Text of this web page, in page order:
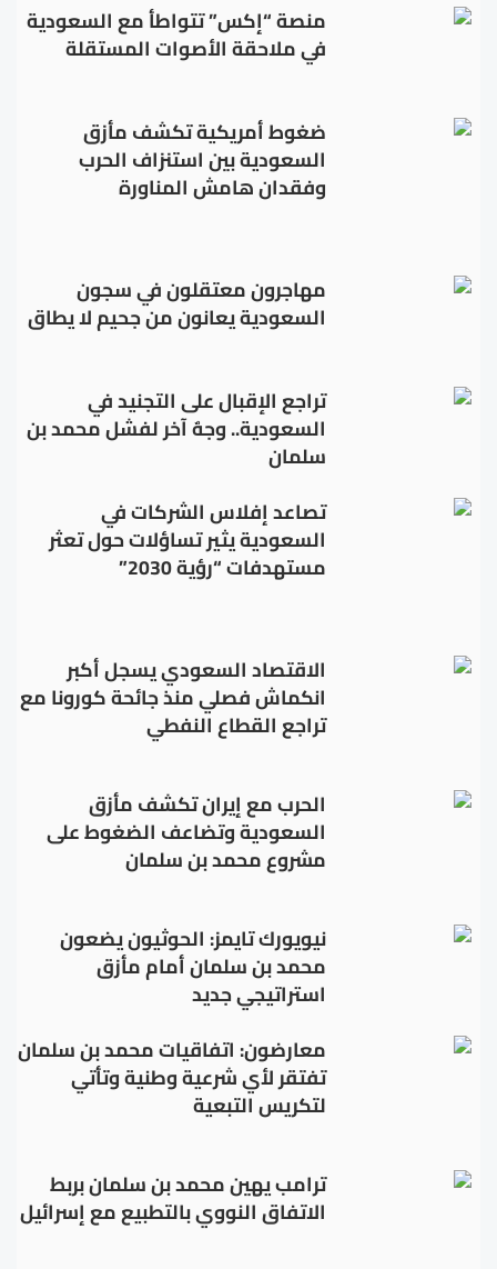
منصة “إكس” تتواطأ مع السعودية
في ملاحقة الأصوات المستقلة
ضغوط أمريكية تكشف مأزق
السعودية بين استنزاف الحرب
وفقدان هامش المناورة
مهاجرون معتقلون في سجون
السعودية يعانون من جحيم لا يطاق
تراجع الإقبال على التجنيد في
السعودية.. وجهٌ آخر لفشل محمد بن
سلمان
تصاعد إفلاس الشركات في
السعودية يثير تساؤلات حول تعثر
مستهدفات “رؤية 2030”
الاقتصاد السعودي يسجل أكبر
انكماش فصلي منذ جائحة كورونا مع
تراجع القطاع النفطي
الحرب مع إيران تكشف مأزق
السعودية وتضاعف الضغوط على
مشروع محمد بن سلمان
نيويورك تايمز: الحوثيون يضعون
محمد بن سلمان أمام مأزق
استراتيجي جديد
معارضون: اتفاقيات محمد بن سلمان
تفتقر لأي شرعية وطنية وتأتي
لتكريس التبعية
ترامب يهين محمد بن سلمان بربط
الاتفاق النووي بالتطبيع مع إسرائيل